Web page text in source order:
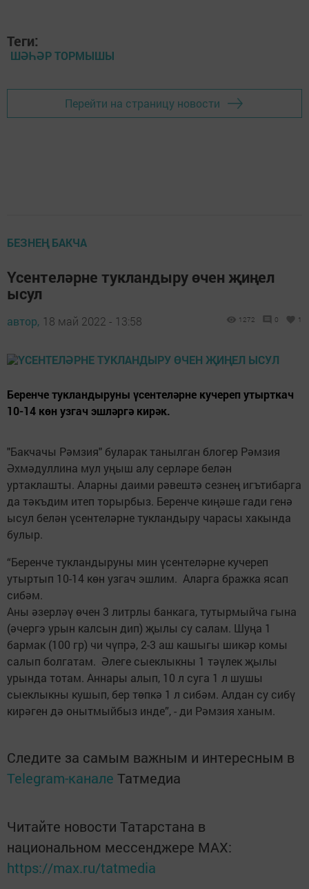
Теги:
ШӘҺӘР ТОРМЫШЫ
Перейти на страницу новости
БЕЗНЕҢ БАКЧА
Үсентеләрне тукландыру өчен җиңел
ысул
автор, 18 май 2022 - 13:58 1272 0 1
Беренче тукландыруны үсентеләрне кучереп утырткач
10-14 көн узгач эшләргә кирәк.
"Бакчачы Рәмзия" буларак танылган блогер Рәмзия
Әхмәдуллина мул уңыш алу серләре белән
уртаклашты. Аларны даими рәвештә сезнең игътибарга
да тәкъдим итеп торырбыз. Беренче киңәше гади генә
ысул белән үсентеләрне тукландыру чарасы хакында
булыр.
“Беренче тукландыруны мин үсентеләрне кучереп
утыртып 10-14 көн узгач эшлим. Аларга бражка ясап
сибәм.
Аны әзерләү өчен 3 литрлы банкага, тутырмыйча гына
(әчергэ урын калсын дип) җылы су салам. Шуңа 1
бармак (100 гр) чи чүпрә, 2-3 аш кашыгы шикәр комы
салып болгатам. Әлеге сыеклыкны 1 тәүлек җылы
урында тотам. Аннары алып, 10 л суга 1 л шушы
сыеклыкны кушып, бер төпкә 1 л сибәм. Алдан су сибү
кирәген дә онытмыйбыз инде”, - ди Рәмзия ханым.
Следите за самым важным и интересным в
Telegram-канале Татмедиа
Читайте новости Татарстана в
национальном мессенджере MАХ:
https://max.ru/tatmedia